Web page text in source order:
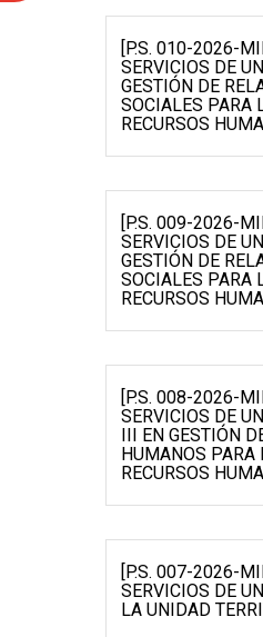
[P.S. 010-2026-
SERVICIOS DE
GESTIÓN DE
SOCIALES PARA
RECURSOS
[P.S. 009-2026-
SERVICIOS DE
GESTIÓN DE
SOCIALES PARA
RECURSOS
[P.S. 008-2026-
SERVICIOS DE
III EN GESTIÓN
HUMANOS PARA
RECURSOS
[P.S. 007-2026-
SERVICIOS DE
LA UNIDAD